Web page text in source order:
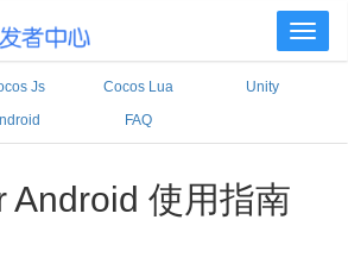
Js Cocos Lua
Unity
FAQ
Android 使用指南